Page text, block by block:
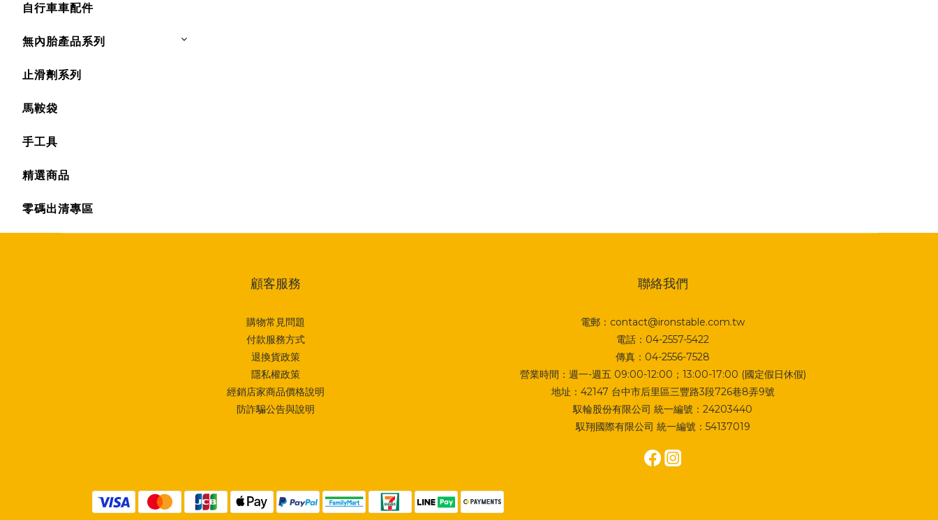
自行車車配件
無內胎產品系列
止滑劑系列
馬鞍袋
手工具
精選商品
零碼出清專區
顧客服務
購物常見問題
付款服務方式
退換貨政策
隱私權政策
經銷店家商品價格說明
防詐騙公告與說明
聯絡我們
電郵：contact@ironstable.com.tw
電話：04-2557-5422
傳真：04-2556-7528
營業時間：週一-週五 09:00-12:00；13:00-17:00 (國定假日休假)
地址： 42147 台中市后里區三豐路3段726巷8弄9號
馭輪股份有限公司 統一編號：24203440
馭翔國際有限公司 統一編號：54137019